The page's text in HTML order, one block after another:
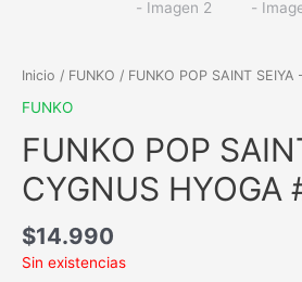
Inicio / FUNKO / FUNKO POP SAINT
FUNKO
FUNKO POP
CYGNUS HYOGA
$14.990
Sin existencias